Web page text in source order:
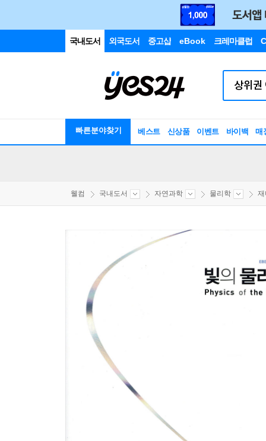
국내도서 외국도서 중고샵 eBook 크레마클럽
빠른분야찾기 베스트 신상품 이벤트 바이백 매
웰컴 국내도서 자연과학 물리학 재